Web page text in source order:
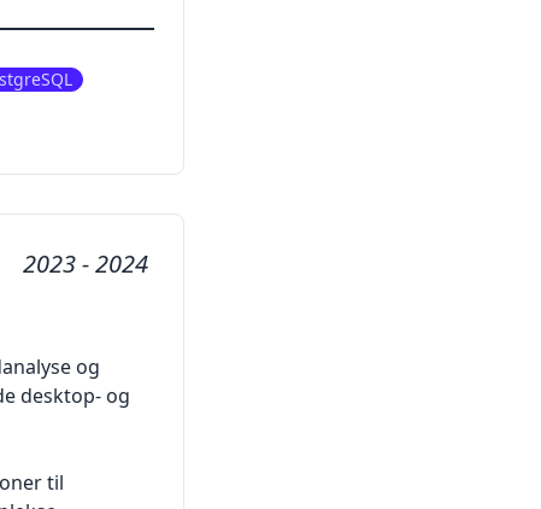
2023 - 2024
og
desktop- og
til